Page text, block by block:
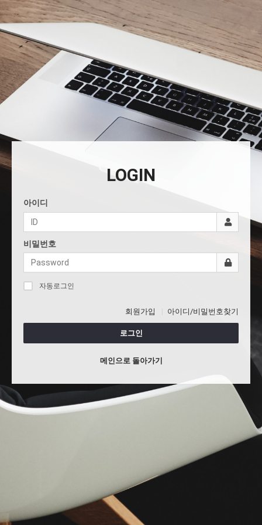
LOGIN
아이디
비밀번호
자동로그인
회원가입 아이디/비밀번호찾기
로그인
메인으로 돌아가기